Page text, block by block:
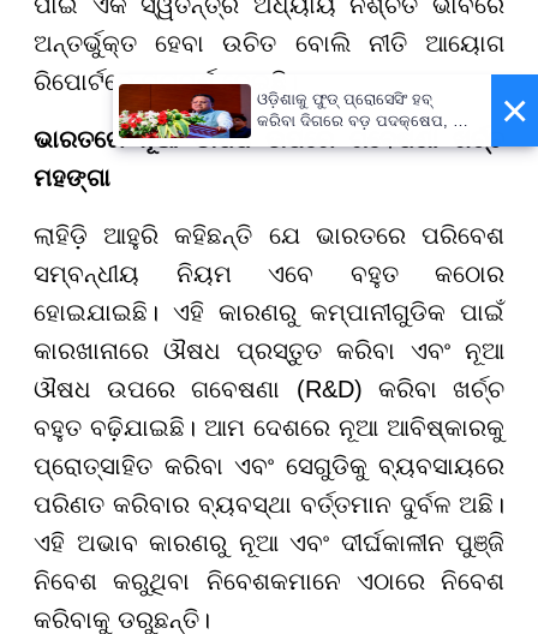
ଅନ୍ତର୍ଭୁକ୍ତ ହେବା ଉଚିତ ବୋଲି ନୀତି ଆୟୋଗ
ରିପୋର୍ଟରେ ପରାମର୍ଶ ଦେଇଛି।
ଭାରତରେ ନୂଆ ଔଷଧ ଉପରେ ଗବେଷଣା ଖର୍ଚ୍ଚ
ମହଙ୍ଗା
ଲାହିଡ଼ି ଆହୁରି କହିଛନ୍ତି ଯେ ଭାରତରେ ପରିବେଶ
ସମ୍ବନ୍ଧୀୟ ନିୟମ ଏବେ ବହୁତ କଠୋର
ହୋଇଯାଇଛି। ଏହି କାରଣରୁ କମ୍ପାନୀଗୁଡିକ ପାଇଁ
କାରଖାନାରେ ଔଷଧ ପ୍ରସ୍ତୁତ କରିବା ଏବଂ ନୂଆ
ଔଷଧ ଉପରେ ଗବେଷଣା (R&D) କରିବା ଖର୍ଚ୍ଚ
ବହୁତ ବଢ଼ିଯାଇଛି। ଆମ ଦେଶରେ ନୂଆ ଆବିଷ୍କାରକୁ
ପ୍ରୋତ୍ସାହିତ କରିବା ଏବଂ ସେଗୁଡିକୁ ବ୍ୟବସାୟରେ
ପରିଣତ କରିବାର ବ୍ୟବସ୍ଥା ବର୍ତ୍ତମାନ ଦୁର୍ବଳ ଅଛି।
ଏହି ଅଭାବ କାରଣରୁ ନୂଆ ଏବଂ ଦୀର୍ଘକାଳୀନ ପୁଞ୍ଜି
ନିବେଶ କରୁଥିବା ନିବେଶକମାନେ ଏଠାରେ ନିବେଶ
କରିବାକୁ ଡରୁଛନ୍ତି।
×
ଓଡ଼ିଶାକୁ ଫୁଡ୍ ପ୍ରୋସେସିଂ ହବ୍
କରିବା ଦିଗରେ ବଡ଼ ପଦକ୍ଷେପ, ୪୨
ହଜାରରୁ ଅଧିକ ନିଯୁକ୍ତି ସୁଯୋଗ